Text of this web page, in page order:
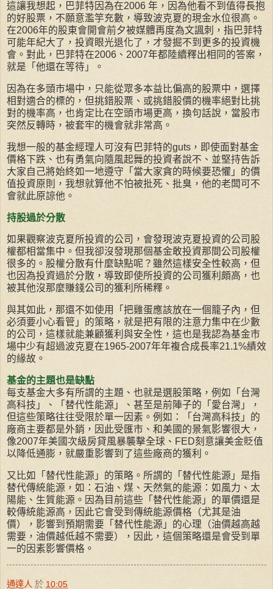
這讓我想起，巴菲特因為在2006 年，因為他看不到值得長抱
的好股票，不願意濫竽充數，導致波克夏的現金水位很高。
在2006年的股東會開會前夕被媒體再度為文諷刺，指巴菲特
可能年紀大了，投資眼光退化了，才發掘不到更多的投資機
會。對此，巴菲特在2006、2007年都陸續釋出相同的答案，
就是「他還在等待」。
因為在多頭市場中，只能從眾多本益比偏高的股票中，選擇
相對適合的標的，但挑錯股票、或挑錯股價的機率絕對比挑
對的機率高，也肯定比在空頭市場更高，換句話說，當股市
突然反轉時，被套牢的機會就非常高。
我想一般的基金經理人可沒有巴菲特的guts，即使面對基金
價格下跌、也有勇氣向隨風起舞的投資者說不、並堅持告訴
大家自己將始終如一地遵守「當大家貪的時候要恐懼」的價
值投資原則，我想就算他不怕被批死、批臭，他的老闆可不
會就此原諒他。
持股過於分散
如果觀察波克夏所投資的公司，會發現波克夏投資的公司股
權都相當集中。但我卻沒發現那個基金敢投資那間公司股權
很多的。股權分散有什麼缺點呢？雖然這樣安全性較高，但
也因為投資過於分散，導致即使所投資的公司獲利頗高，也
被其他沒那麼賺錢公司的獲利所稀釋。
與其如此，那還不如使用「把雞蛋應該放在一個籠子內，但
必須要小心看管」的策略，就是把有限的注意力集中在少數
的公司，這樣就能兼顧獲利與安全性，這也是我認為基金市
場中少有超過波克夏在1965-2007年年複合成長率21.1%績效
的緣故。
基金的主題也是缺點
每支基金大多有所謂的主題、也就是選股策略，例如「台灣
高科技」、「替代性能源」、甚至是前陣子的「愛台灣」，
但這些策略往往受限於單一因素。例如：「台灣高科技」的
廠商主要都是外銷，因此受匯市、和美國的景氣影響很大，
像2007年美國次級房貸風暴襲擊全球、FED刻意讓美金貶值
以降低通膨，就嚴重影響到了這些廠商的獲利。
又比如「替代性能源」的策略。所謂的「替代性能源」是指
替代傳統能源，如：石油、煤、天然氣的能源：如風力、太
陽能、生質能源。因為目前這些「替代性能源」的單價還是
較傳統能源高，因此它會受到傳統能源價格（尤其是油
價），影響到預期需要「替代性能源」的心理（油價越高越
需要，油價越低越不需要），因此，這個策略還是會受到單
一的因素影響價格。
通達人 於 10:05